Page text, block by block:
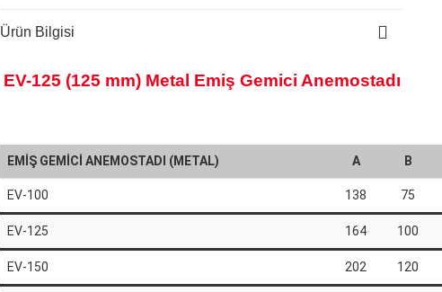
Ürün Bilgisi
EV-125 (125 mm) Metal Emiş Gemici Anemostadı
EMİŞ GEMİCİ ANEMOSTADI (METAL) A B
EV-100 138 75
EV-125 164 100
EV-150 202 120